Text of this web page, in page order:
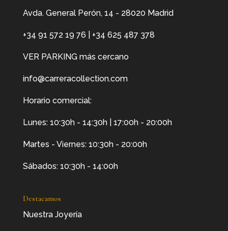
Avda. General Perón, 14 - 28020 Madrid
+34 91 572 19 76 +34 625 487 378
VER PARKING más cercano
info@carreracollection.com
Horario comercial:
Lunes: 10:30h - 14:30h | 17:00h - 20:00h
Martes - Viernes: 10:30h - 20:00h
Sábados: 10:30h - 14:00h
Destacamos
Nuestra Joyería